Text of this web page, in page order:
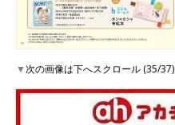
▼次の画像は下へスクロール (35/37)